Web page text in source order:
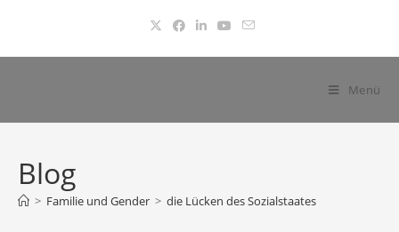
springen
Menü
Blog
> Familie und Gender > die Lücken des Sozialstaates